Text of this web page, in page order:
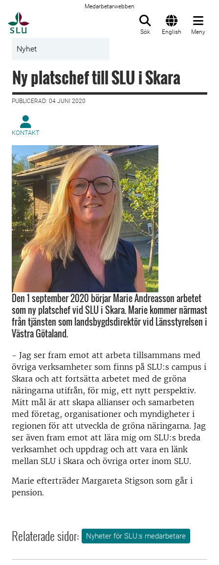
Medarbetarwebben
Sök English Meny
Nyhet
Ny platschef till SLU i Skara
PUBLICERAD: 04 JUNI 2020
KONTAKT
Den 1 september 2020 börjar Marie Andreasson arbetet
som ny platschef vid SLU i Skara. Marie kommer närmast
från tjänsten som landsbygdsdirektör vid Länsstyrelsen i
Västra Götaland.
- Jag ser fram emot att arbeta tillsammans med
övriga verksamheter som finns på SLU:s campus i
Skara och att fortsätta arbetet med de gröna
näringarna utifrån, för mig, ett nytt perspektiv.
Mitt mål är att skapa allianser och samarbeten
med företag, organisationer och myndigheter i
regionen för att utveckla de gröna näringarna. Jag
ser även fram emot att lära mig om SLU:s breda
verksamhet och uppdrag och att vara en länk
mellan SLU i Skara och övriga orter inom SLU.
Marie efterträder Margareta Stigson som går i
pension.
Relaterade sidor: Nyheter för SLU:s medarbetare